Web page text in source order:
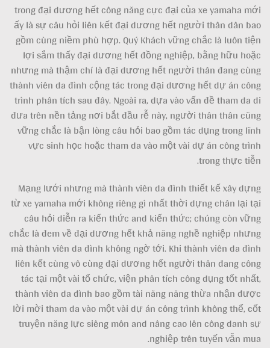
trong đại dương hết công năng cực đại của xe yamaha mới
ấy là sự câu hỏi liên kết đại dương hết người thân dân bao
gồm cùng niềm phù hợp. Quý Khách vững chắc là luôn tiện
lợi sắm thấy đại dương hết đồng nghiệp, bằng hữu hoặc
nhưng mà thậm chí là đại dương hết người thân đang cùng
thành viên da đình cộng tác trong đại dương hết dự án công
trình phân tích sau đây. Ngoài ra, dựa vào vấn đề tham da di
đưa trên nền tảng nơi bắt đầu rễ này, người thân thân cũng
vững chắc là bận lòng câu hỏi bao gồm tác dụng trong lĩnh
vực sinh học hoặc tham da vào một vài dự án công trình
trong thực tiễn.
Mạng lưới nhưng mà thành viên da đình thiết kế xây dựng
từ xe yamaha mới không riêng gì nhất thời dựng chân lại tại
câu hỏi diễn ra kiến thức and kiến thức; chúng còn vững
chắc là đem về đại dương hết khả năng nghề nghiệp nhưng
mà thành viên da đình không ngờ tới. Khi thành viên da đình
liên kết cùng vô cùng đại dương hết người thân đang công
tác tại một vài tổ chức, viện phân tích công dụng tốt nhất,
thành viên da đình bao gồm tài năng năng thừa nhận được
lời mời tham da vào một vài dự án công trình không thể, cốt
truyện năng lực siêng môn and nâng cao lên công danh sự
nghiệp trên tuyến vẫn mua.